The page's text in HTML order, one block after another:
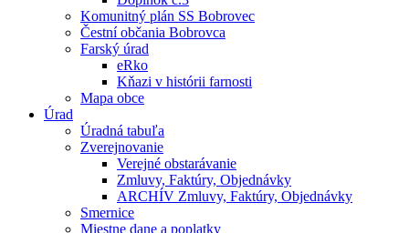
Komunitný plán SS Bobrovec
Čestní občania Bobrovca
Farský úrad
eRko
Kňazi v histórii farnosti
Mapa obce
Úrad
Úradná tabuľa
Zverejnovanie
Verejné obstarávanie
Zmluvy, Faktúry, Objednávky
ARCHÍV Zmluvy, Faktúry, Objednávky
Smernice
Miestne dane a poplatky